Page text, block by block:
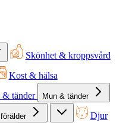
Skönhet & kroppsvård
Kost & hälsa
& tänder Mun & tänder
Djur